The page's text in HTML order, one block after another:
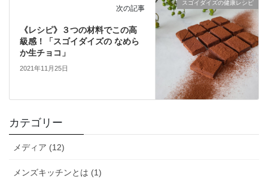
スゴイダイズの健康レシピ
次の記事
《レシピ》３つの材料でこの高
級感！「スゴイダイズの なめら
か生チョコ」
2021年11月25日
カテゴリー
メディア (12)
メンズキッチンとは (1)